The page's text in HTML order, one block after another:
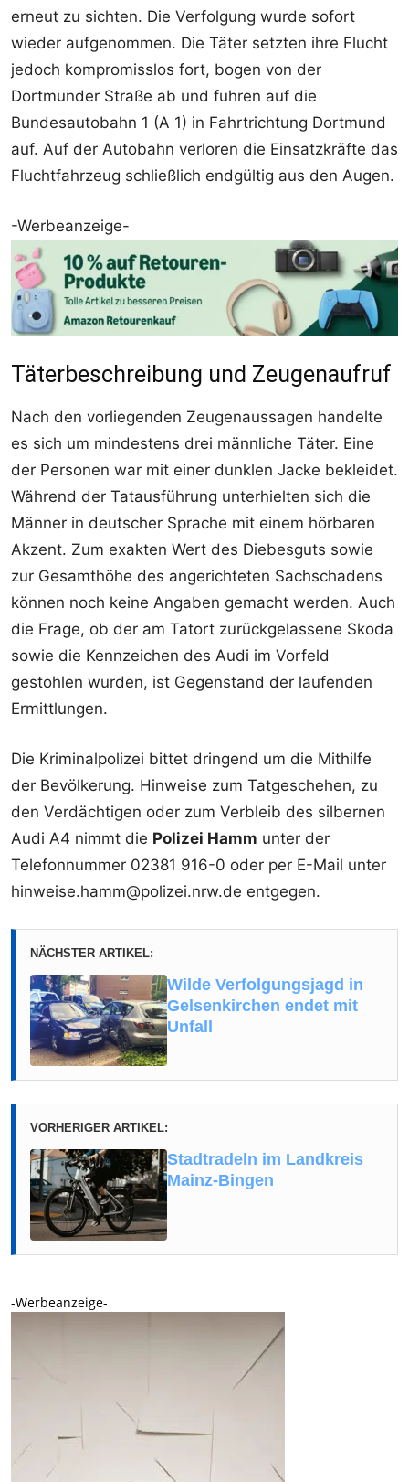
erneut zu sichten. Die Verfolgung wurde sofort
wieder aufgenommen. Die Täter setzten ihre Flucht
jedoch kompromisslos fort, bogen von der
Dortmunder Straße ab und fuhren auf die
Bundesautobahn 1 (A 1) in Fahrtrichtung Dortmund
auf. Auf der Autobahn verloren die Einsatzkräfte das
Fluchtfahrzeug schließlich endgültig aus den Augen.
-Werbeanzeige-
Täterbeschreibung und Zeugenaufruf
Nach den vorliegenden Zeugenaussagen handelte
es sich um mindestens drei männliche Täter. Eine
der Personen war mit einer dunklen Jacke bekleidet.
Während der Tatausführung unterhielten sich die
Männer in deutscher Sprache mit einem hörbaren
Akzent. Zum exakten Wert des Diebesguts sowie
zur Gesamthöhe des angerichteten Sachschadens
können noch keine Angaben gemacht werden. Auch
die Frage, ob der am Tatort zurückgelassene Skoda
sowie die Kennzeichen des Audi im Vorfeld
gestohlen wurden, ist Gegenstand der laufenden
Ermittlungen.
Die Kriminalpolizei bittet dringend um die Mithilfe
der Bevölkerung. Hinweise zum Tatgeschehen, zu
den Verdächtigen oder zum Verbleib des silbernen
Audi A4 nimmt die Polizei Hamm unter der
Telefonnummer 02381 916-0 oder per E-Mail unter
hinweise.hamm@polizei.nrw.de entgegen.
NÄCHSTER ARTIKEL:
Wilde Verfolgungsjagd in
Gelsenkirchen endet mit
Unfall
VORHERIGER ARTIKEL:
Stadtradeln im Landkreis
Mainz-Bingen
-Werbeanzeige-